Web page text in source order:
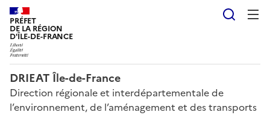
PRÉFET
DE LA RÉGION
D'ÎLE-DE-FRANCE
DRIEAT Île-de-France
Direction régionale et interdépartementale de
l’environnement, de l’aménagement et des transports